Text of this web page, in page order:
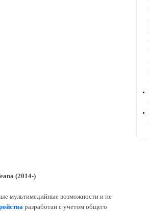
(2014-)
мультимедийные возможности и не
разработан с учетом общего